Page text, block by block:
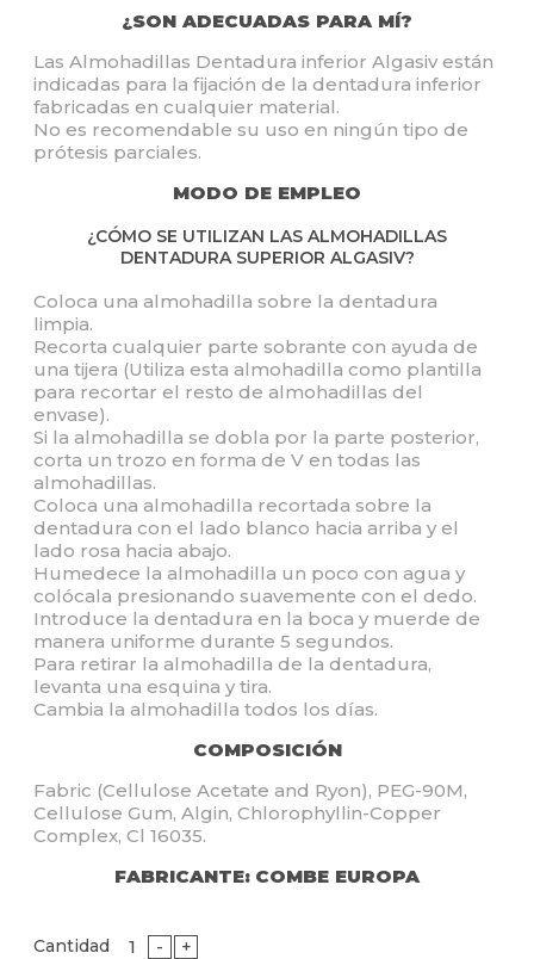
¿SON ADECUADAS PARA MÍ?
Las Almohadillas Dentadura inferior Algasiv están
indicadas para la fijación de la dentadura inferior
fabricadas en cualquier material.
No es recomendable su uso en ningún tipo de
prótesis parciales.
MODO DE EMPLEO
¿CÓMO SE UTILIZAN LAS ALMOHADILLAS
DENTADURA SUPERIOR ALGASIV?
Coloca una almohadilla sobre la dentadura
limpia.
Recorta cualquier parte sobrante con ayuda de
una tijera (Utiliza esta almohadilla como plantilla
para recortar el resto de almohadillas del
envase).
Si la almohadilla se dobla por la parte posterior,
corta un trozo en forma de V en todas las
almohadillas.
Coloca una almohadilla recortada sobre la
dentadura con el lado blanco hacia arriba y el
lado rosa hacia abajo.
Humedece la almohadilla un poco con agua y
colócala presionando suavemente con el dedo.
Introduce la dentadura en la boca y muerde de
manera uniforme durante 5 segundos.
Para retirar la almohadilla de la dentadura,
levanta una esquina y tira.
Cambia la almohadilla todos los días.
COMPOSICIÓN
Fabric (Cellulose Acetate and Ryon), PEG-90M,
Cellulose Gum, Algin, Chlorophyllin-Copper
Complex, Cl 16035.
FABRICANTE: COMBE EUROPA
Cantidad - +